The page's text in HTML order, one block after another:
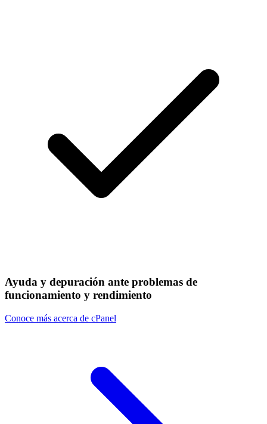
Ayuda y depuración ante problemas de
funcionamiento y rendimiento
Conoce más acerca de cPanel